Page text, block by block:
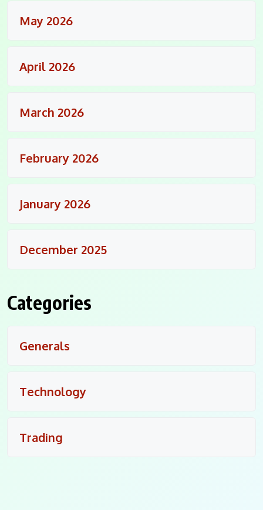
May 2026
April 2026
March 2026
February 2026
January 2026
December 2025
Categories
Generals
Technology
Trading